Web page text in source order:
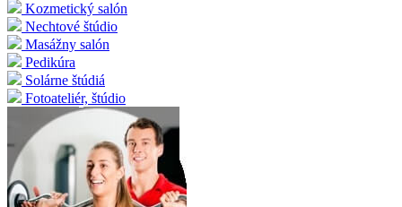
Kozmetický salón
Nechtové štúdio
Masážny salón
Pedikúra
Solárne štúdiá
Fotoateliér, štúdio